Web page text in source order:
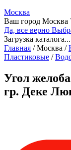
Москва
Ваш город Москва
Да, все верно
Загрузка каталога...
Главная /Москва /
Пластиковые /
Угол
гр. Деке